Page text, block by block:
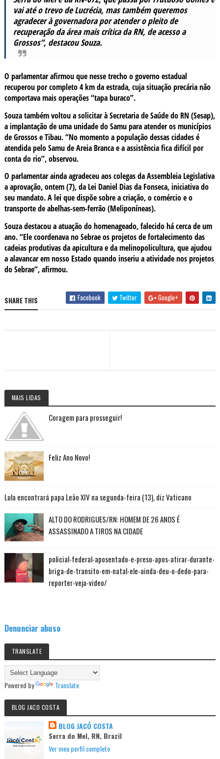
vai até o trevo de Lucrécia, mas também queremos
agradecer à governadora por atender o pleito de
recuperação da área mais crítica da RN, de acesso a
Grossos”, destacou Souza.
O parlamentar afirmou que nesse trecho o governo estadual
recuperou por completo 4 km da estrada, cuja situação precária não
comportava mais operações “tapa buraco”.
Souza também voltou a solicitar à Secretaria de Saúde do RN (Sesap),
a implantação de uma unidade do Samu para atender os municípios
de Grossos e Tibau. “No momento a população dessas cidades é
atendida pelo Samu de Areia Branca e a assistência fica difícil por
conta do rio”, observou.
O parlamentar ainda agradeceu aos colegas da Assembleia Legislativa
a aprovação, ontem (7), da Lei Daniel Dias da Fonseca, iniciativa do
seu mandato. A lei que dispõe sobre a criação, o comércio e o
transporte de abelhas-sem-ferrão (Meliponíneas).
Souza destacou a atuação do homenageado, falecido há cerca de um
ano. “Ele coordenava no Sebrae os projetos de fortalecimento das
cadeias produtivas da apicultura e da melinopolicultura, que ajudou
a alavancar em nosso Estado quando inseriu a atividade nos projetos
do Sebrae”, afirmou.
SHARE THIS Facebook Twitter Google+
MAIS LIDAS
Coragem para prosseguir!
Feliz Ano Novo!
Lula encontrará papa Leão XIV na segunda-feira (13), diz Vaticano
ALTO DO RODRIGUES/RN: HOMEM DE 26 ANOS É
ASSASSINADO A TIROS NA CIDADE
policial-federal-aposentado-e-preso-apos-atirar-durante-
briga-de-transito-em-natal-ele-ainda-deu-o-dedo-para-
reporter-veja-video/
Denunciar abuso
TRANSLATE
Powered by Translate
BLOG JACO COSTA
BLOG JACÓ COSTA
Serra do Mel, RN, Brazil
Ver meu perfil completo